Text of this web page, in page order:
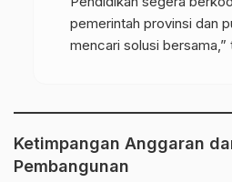
pemerintah provinsi dan
mencari solusi bersama,”
Ketimpangan Anggaran
Pembangunan